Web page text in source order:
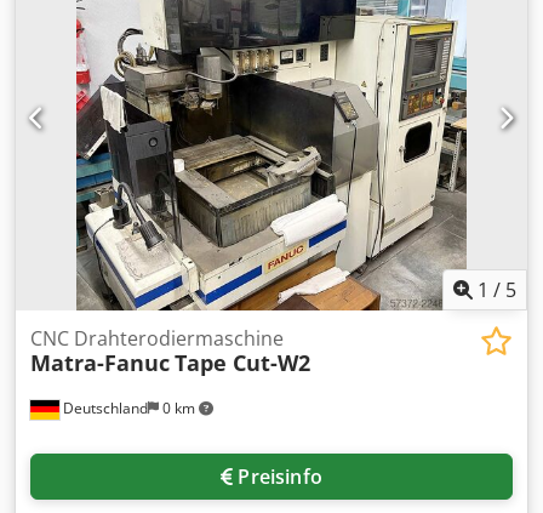
1 / 5
Deutschland 0 km
CNC Drahterodiermaschine
Matra-FanucTape Cut-W2
Preisinfo